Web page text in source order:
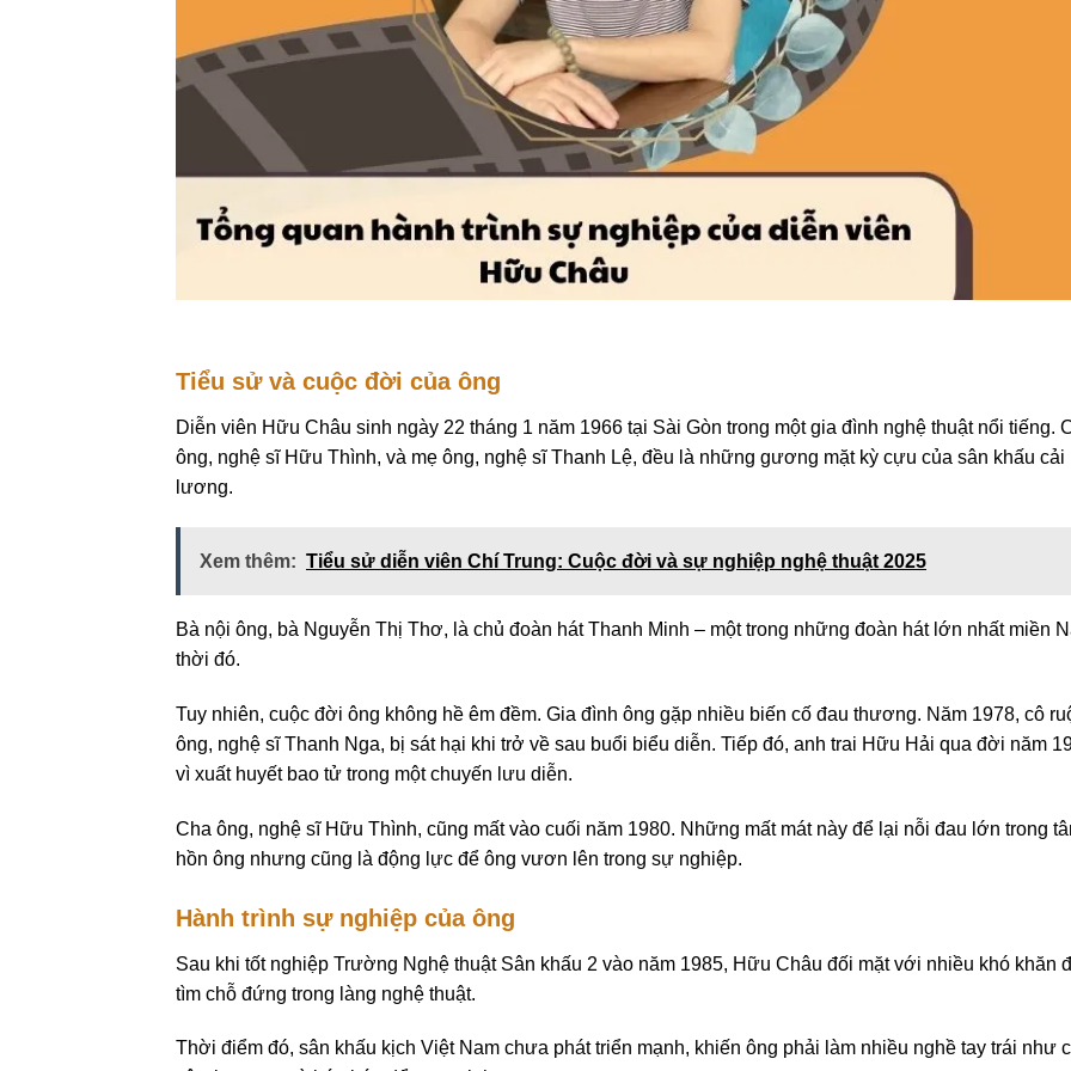
Tiểu sử và cuộc đời của ông
Diễn viên Hữu Châu sinh ngày 22 tháng 1 năm 1966 tại Sài Gòn trong một gia đình nghệ thuật nổi tiếng.
ông, nghệ sĩ Hữu Thình, và mẹ ông, nghệ sĩ Thanh Lệ, đều là những gương mặt kỳ cựu của sân khấu cải
lương.
Xem thêm: Tiểu sử diễn viên Chí Trung: Cuộc đời và sự nghiệp nghệ thuật 2025
Bà nội ông, bà Nguyễn Thị Thơ, là chủ đoàn hát Thanh Minh – một trong những đoàn hát lớn nhất miền
thời đó.
Tuy nhiên, cuộc đời ông không hề êm đềm. Gia đình ông gặp nhiều biến cố đau thương. Năm 1978, cô
ông, nghệ sĩ Thanh Nga, bị sát hại khi trở về sau buổi biểu diễn. Tiếp đó, anh trai Hữu Hải qua đời năm
vì xuất huyết bao tử trong một chuyến lưu diễn.
Cha ông, nghệ sĩ Hữu Thình, cũng mất vào cuối năm 1980. Những mất mát này để lại nỗi đau lớn trong
hồn ông nhưng cũng là động lực để ông vươn lên trong sự nghiệp.
Hành trình sự nghiệp của ông
Sau khi tốt nghiệp Trường Nghệ thuật Sân khấu 2 vào năm 1985, Hữu Châu đối mặt với nhiều khó khăn
tìm chỗ đứng trong làng nghệ thuật.
Thời điểm đó, sân khấu kịch Việt Nam chưa phát triển mạnh, khiến ông phải làm nhiều nghề tay trái như